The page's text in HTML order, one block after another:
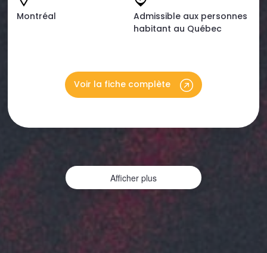
Montréal
Admissible aux personnes
habitant au Québec
Voir la fiche complète
Afficher plus